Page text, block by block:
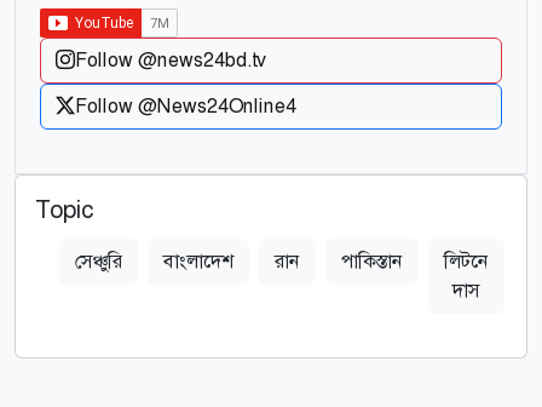
Follow @news24bd.tv
Follow @News24Online4
Topic
সেঞ্চুরি বাংলাদেশ রান পাকিস্তান
লিটনে
দাস